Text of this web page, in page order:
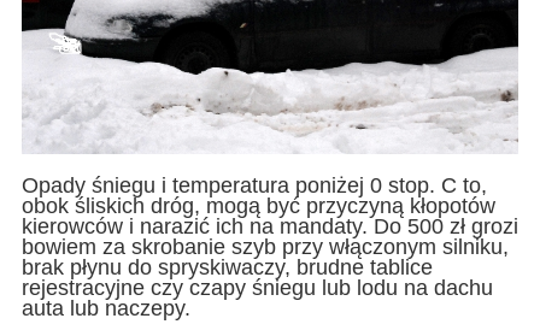
Opady śniegu i temperatura poniżej 0 stop. C to,
obok śliskich dróg, mogą być przyczyną kłopotów
kierowców i narazić ich na mandaty. Do 500 zł grozi
bowiem za skrobanie szyb przy włączonym silniku,
brak płynu do spryskiwaczy, brudne tablice
rejestracyjne czy czapy śniegu lub lodu na dachu
auta lub naczepy.